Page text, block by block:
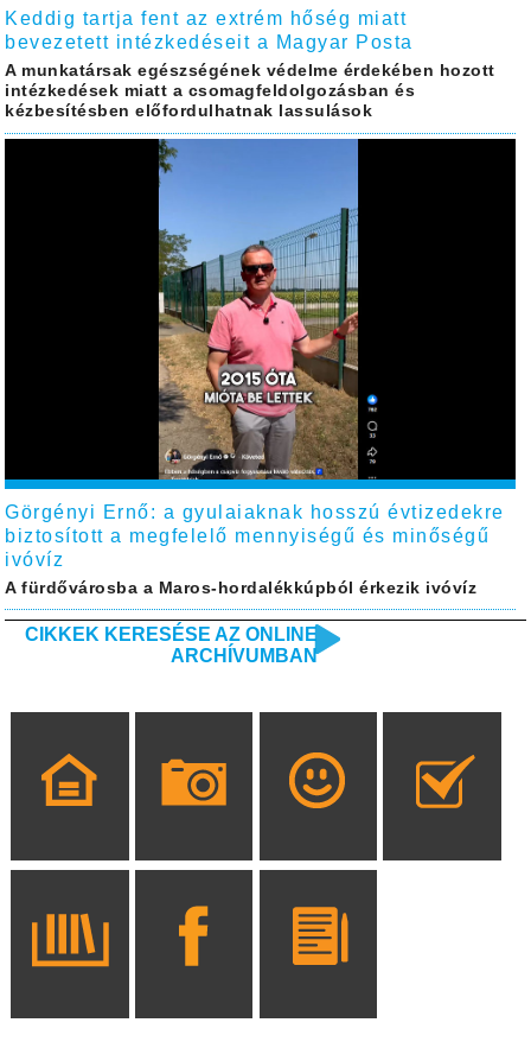
Keddig tartja fent az extrém hőség miatt
bevezetett intézkedéseit a Magyar Posta
A munkatársak egészségének védelme érdekében hozott
intézkedések miatt a csomagfeldolgozásban és
kézbesítésben előfordulhatnak lassulások
Görgényi Ernő: a gyulaiaknak hosszú évtizedekre
biztosított a megfelelő mennyiségű és minőségű
ivóvíz
A fürdővárosba a Maros-hordalékkúpból érkezik ivóvíz
CIKKEK KERESÉSE AZ ONLINE
ARCHÍVUMBAN